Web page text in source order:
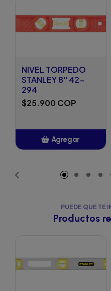
NIVEL TORPEDO
STANLEY 8" 42-
294
$25.900 COP
Agregar
PUEDE QUE TE
Productos